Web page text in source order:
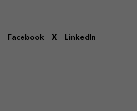
Facebook X LinkedIn